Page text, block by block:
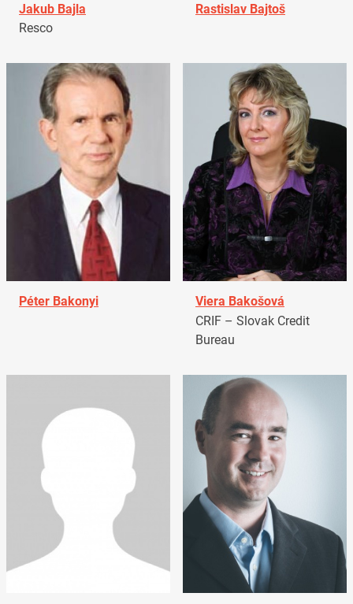
Jakub Bajla
Resco
Rastislav Bajtoš
Péter Bakonyi
Viera Bakošová
CRIF – Slovak Credit
Bureau